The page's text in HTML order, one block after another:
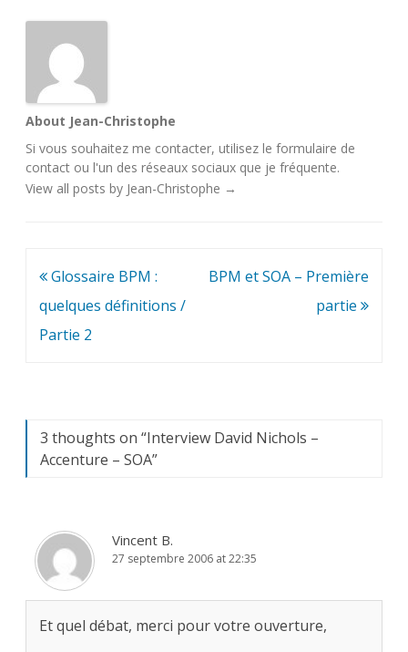
About Jean-Christophe
Si vous souhaitez me contacter, utilisez le formulaire de
contact ou l'un des réseaux sociaux que je fréquente.
View all posts by Jean-Christophe →
Navigation
de
l’article
Glossaire BPM :
quelques définitions /
Partie 2
BPM et SOA – Première
partie
3 thoughts on “Interview David Nichols –
Accenture – SOA”
Vincent B.
27 septembre 2006 at 22:35
Et quel débat, merci pour votre ouverture,